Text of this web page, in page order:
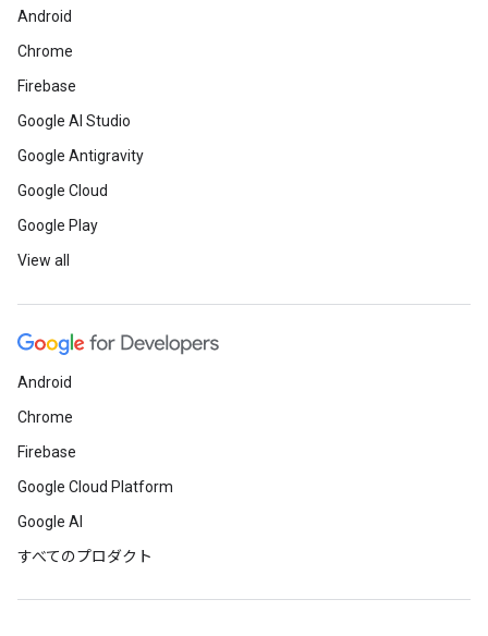
Android
Chrome
Firebase
Google AI Studio
Google Antigravity
Google Cloud
Google Play
View all
Android
Chrome
Firebase
Google Cloud Platform
Google AI
すべてのプロダクト